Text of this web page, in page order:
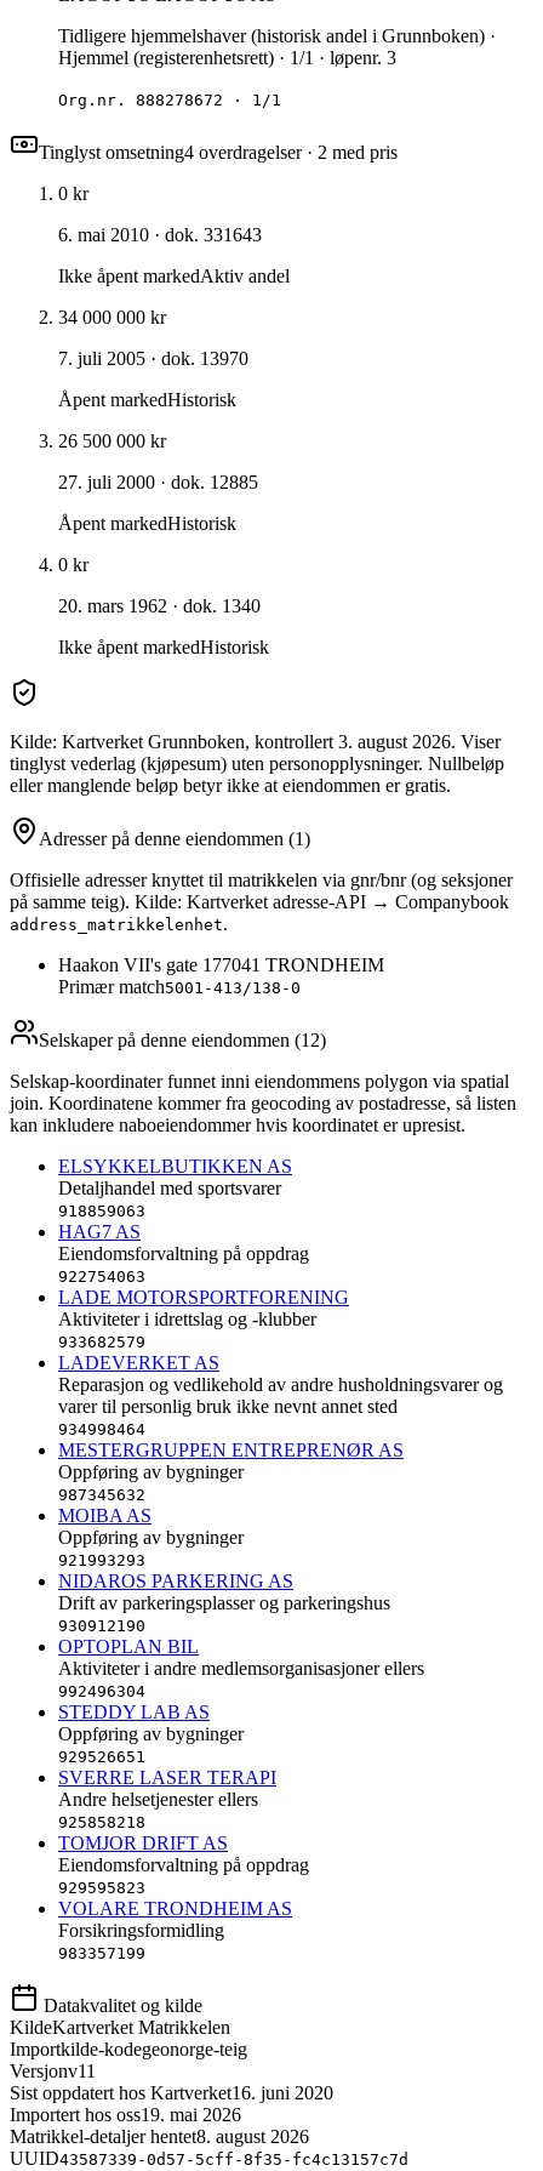
Tidligere hjemmelshaver (historisk andel i Grunnboken) ·
Hjemmel (registerenhetsrett) · 1/1 · løpenr. 3
Org.nr. 888278672 · 1/1
Tinglyst omsetning4 overdragelser· 2 med pris
0 kr
6. mai 2010 · dok. 331643
Ikke åpent markedAktiv andel
34 000 000 kr
7. juli 2005 · dok. 13970
Åpent markedHistorisk
26 500 000 kr
27. juli 2000 · dok. 12885
Åpent markedHistorisk
0 kr
20. mars 1962 · dok. 1340
Ikke åpent markedHistorisk
Kilde: Kartverket Grunnboken, kontrollert 3. august 2026. Viser
tinglyst vederlag (kjøpesum) uten personopplysninger. Nullbeløp
eller manglende beløp betyr ikke at eiendommen er gratis.
Adresser på denne eiendommen (1)
Offisielle adresser knyttet til matrikkelen via gnr/bnr (og seksjoner
på samme teig). Kilde: Kartverket adresse-API → Companybook
address_matrikkelenhet.
Haakon VII's gate 177041 TRONDHEIM
Primær match5001-413/138-0
Selskaper på denne eiendommen (12)
Selskap-koordinater funnet inni eiendommens polygon via spatial
join. Koordinatene kommer fra geocoding av postadresse, så listen
kan inkludere naboeiendommer hvis koordinatet er upresist.
ELSYKKELBUTIKKEN AS
Detaljhandel med sportsvarer
918859063
HAG7 AS
Eiendomsforvaltning på oppdrag
922754063
LADE MOTORSPORTFORENING
Aktiviteter i idrettslag og -klubber
933682579
LADEVERKET AS
Reparasjon og vedlikehold av andre husholdningsvarer og
varer til personlig bruk ikke nevnt annet sted
934998464
MESTERGRUPPEN ENTREPRENØR AS
Oppføring av bygninger
987345632
MOIBA AS
Oppføring av bygninger
921993293
NIDAROS PARKERING AS
Drift av parkeringsplasser og parkeringshus
930912190
OPTOPLAN BIL
Aktiviteter i andre medlemsorganisasjoner ellers
992496304
STEDDY LAB AS
Oppføring av bygninger
929526651
SVERRE LASER TERAPI
Andre helsetjenester ellers
925858218
TOMJOR DRIFT AS
Eiendomsforvaltning på oppdrag
929595823
VOLARE TRONDHEIM AS
Forsikringsformidling
983357199
Datakvalitet og kilde
KildeKartverket Matrikkelen
Importkilde-kodegeonorge-teig
Versjonv11
Sist oppdatert hos Kartverket16. juni 2020
Importert hos oss19. mai 2026
Matrikkel-detaljer hentet8. august 2026
UUID43587339-0d57-5cff-8f35-fc4c13157c7d